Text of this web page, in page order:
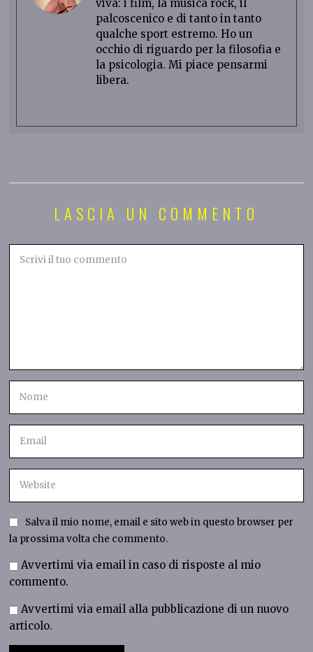
viva: i film, la musica rock, il
palcoscenico e di tanto in tanto
qualche sport estremo. Ho un
occhio di riguardo per la filosofia e
la psicologia. Mi piace pensarmi
libera.
LASCIA UN COMMENTO
Salva il mio nome, email e sito web in questo browser per
la prossima volta che commento.
Avvertimi via email in caso di risposte al mio
commento.
Avvertimi via email alla pubblicazione di un nuovo
articolo.